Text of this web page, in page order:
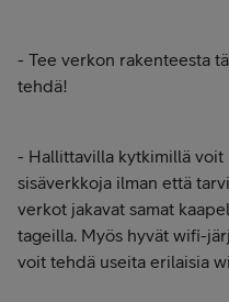
- Tee verkon rakenteesta
tehdä!
- Hallittavilla kytkimillä voit
sisäverkkoja ilman että
verkot jakavat samat
tageilla. Myös hyvät wifi-
voit tehdä useita erilaisia